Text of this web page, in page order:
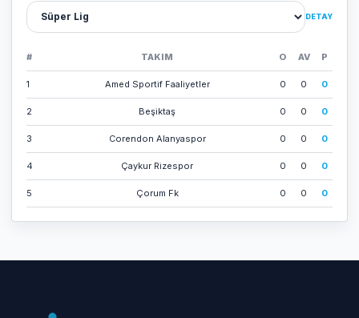
Lig sec DETAY
# TAKIM O AV P
1 Amed Sporti̇f Faali̇yetler 0 0 0
2 Beşi̇ktaş 0 0 0
3 Corendon Alanyaspor 0 0 0
4 Çaykur Ri̇zespor 0 0 0
5 Çorum Fk 0 0 0